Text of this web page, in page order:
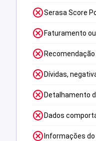
Serasa Score
Faturamento
Dívidas,
Detalhamento
Dados
Informações do